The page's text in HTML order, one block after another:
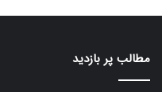
مطالب پر بازدید